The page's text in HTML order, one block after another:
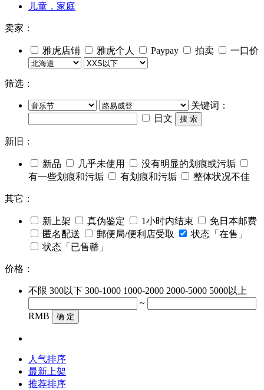
儿童，家庭
卖家：
雅虎店铺 雅虎个人 Paypay 拍卖 一口价
筛选：
关键词：
日文
搜 索
新旧：
新品 几乎未使用
没有明显的划痕或污垢
有一些划痕和污垢
有划痕和污垢 整体状况不佳
其它：
新上架 真伪鉴定 1小时内结束
免日本邮费
匿名配送
郵便局/便利店受取
状态「在售」
状态「已售罄」
价格：
不限 300以下 300-1000 1000-2000 2000-5000 5000以上
~
RMB
确 定
人气排序
最新上架
推荐排序